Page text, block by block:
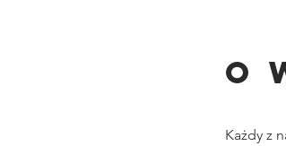
O
Każdy z